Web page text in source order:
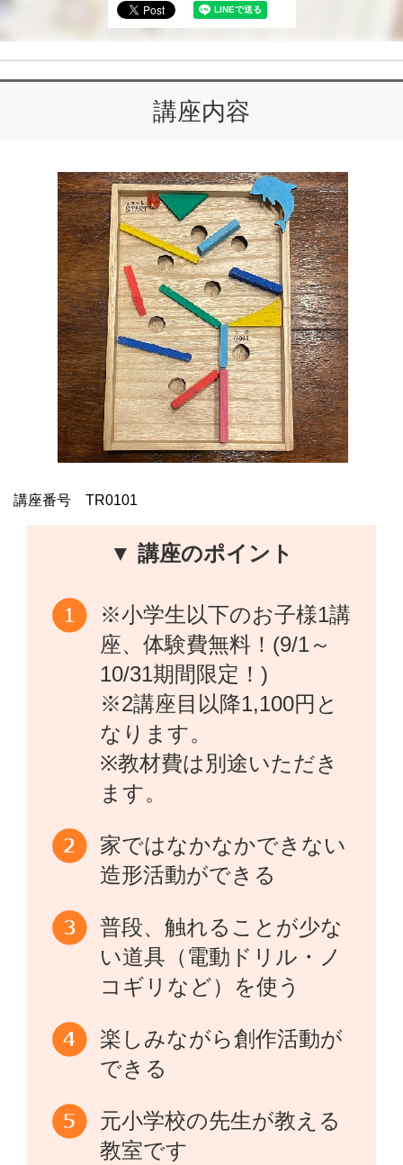
講座内容
講座番号 TR0101
▼ 講座のポイント
※小学生以下のお子様1講
座、体験費無料！(9/1～
10/31期間限定！)
※2講座目以降1,100円と
なります。
※教材費は別途いただき
ます。
家ではなかなかできない
造形活動ができる
普段、触れることが少な
い道具（電動ドリル・ノ
コギリなど）を使う
楽しみながら創作活動が
できる
元小学校の先生が教える
教室です